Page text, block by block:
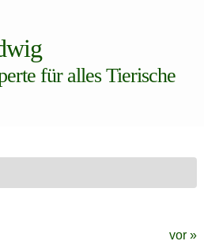
für alles Tierische
vor »